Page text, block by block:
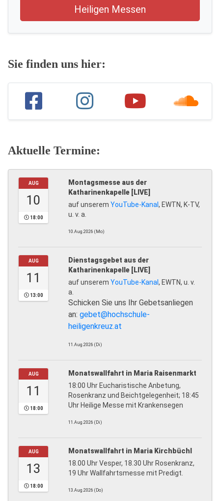
Heiligen Messen
Sie finden uns hier:
Aktuelle Termine:
AUG
10
18:00
Montagsmesse aus der
Katharinenkapelle [LIVE]
auf unserem YouTube-Kanal , EWTN, K-TV,
u. v. a.
10.Aug.2026 (Mo)
AUG
11
13:00
Dienstagsgebet aus der
Katharinenkapelle [LIVE]
auf unserem YouTube-Kanal , EWTN, u. v.
a.
Schicken Sie uns Ihr Gebetsanliegen
an: gebet@hochschule-
heiligenkreuz.at
11.Aug.2026 (Di)
AUG
11
18:00
Monatswallfahrt in Maria Raisenmarkt
18:00 Uhr Eucharistische Anbetung,
Rosenkranz und Beichtgelegenheit; 18:45
Uhr Heilige Messe mit Krankensegen
11.Aug.2026 (Di)
AUG
13
18:00
Monatswallfahrt in Maria Kirchbüchl
18.00 Uhr Vesper, 18.30 Uhr Rosenkranz,
19 Uhr Wallfahrtsmesse mit Predigt.
13.Aug.2026 (Do)